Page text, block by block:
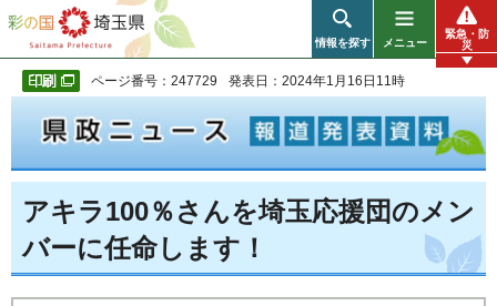
彩の国 埼玉県
情報を探す メニュー
緊急・防
災
ページ番号：247729 発表日：2024年1月16日11時
アキラ100％さんを埼玉応援団のメン
バーに任命します！